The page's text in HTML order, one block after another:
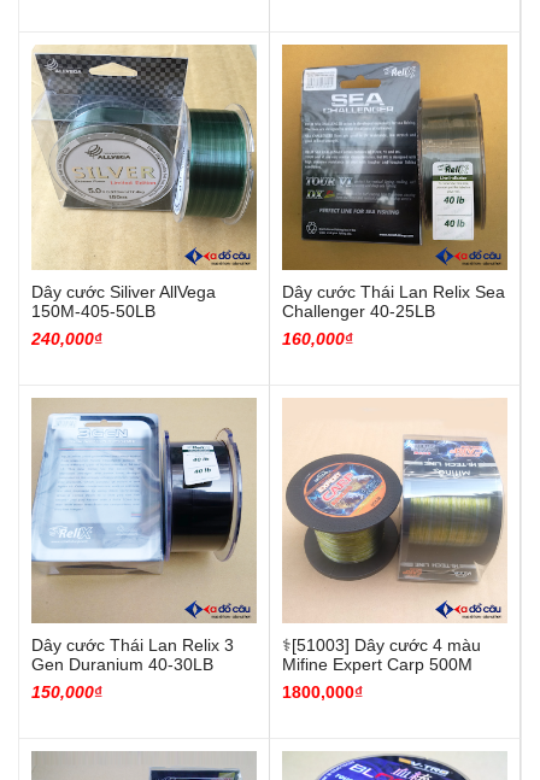
Dây cước Siliver AllVega
150M-405-50LB
240,000₫
Dây cước Thái Lan Relix Sea
Challenger 40-25LB
160,000₫
Dây cước Thái Lan Relix 3
Gen Duranium 40-30LB
150,000₫
⚕️[51003] Dây cước 4 màu
Mifine Expert Carp 500M
1800,000₫